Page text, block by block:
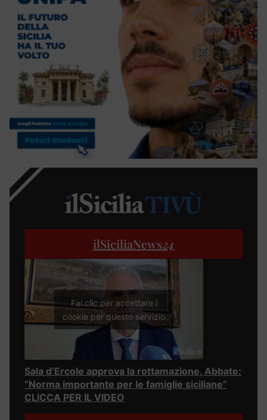
ilSiciliaNews24
Fai clic per accettare i
cookie per questo servizio
Sala d’Ercole approva la rottamazione, Abbate:
“Norma importante per le famiglie siciliane”
CLICCA PER IL VIDEO